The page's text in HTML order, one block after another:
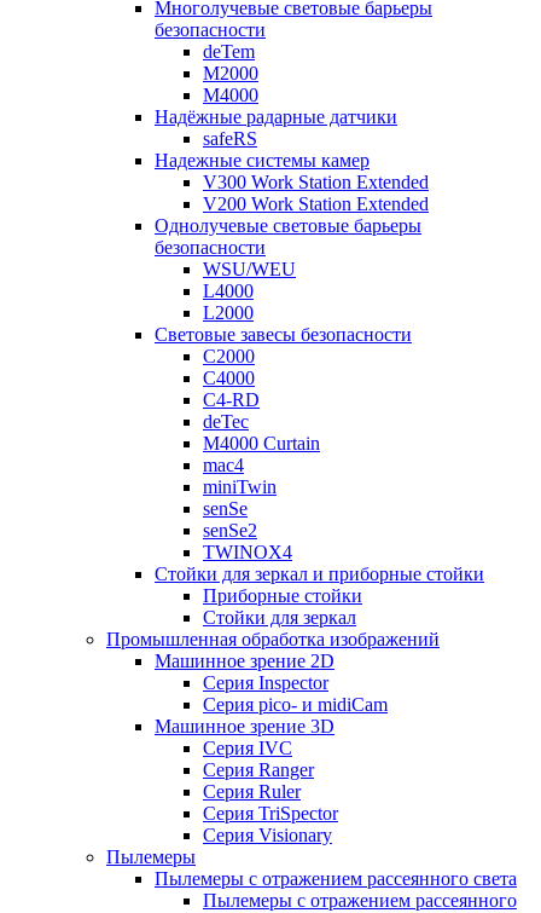
Многолучевые световые барьеры
безопасности
deTem
M2000
M4000
Надёжные радарные датчики
safeRS
Надежные системы камер
V300 Work Station Extended
V200 Work Station Extended
Однолучевые световые барьеры
безопасности
WSU/WEU
L4000
L2000
Световые завесы безопасности
C2000
C4000
C4-RD
deTec
M4000 Curtain
mac4
miniTwin
senSe
senSe2
TWINOX4
Стойки для зеркал и приборные стойки
Приборные стойки
Стойки для зеркал
Промышленная обработка изображений
Машинное зрение 2D
Серия Inspector
Серия pico- и midiCam
Машинное зрение 3D
Серия IVC
Серия Ranger
Серия Ruler
Серия TriSpector
Серия Visionary
Пылемеры
Пылемеры с отражением рассеянного света
Пылемеры с отражением рассеянного